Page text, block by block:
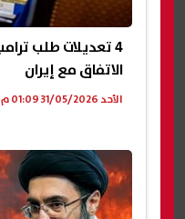
4 تعديلات طلب
الاتفاق مع إيران
الأحد 31/05/2026 01:09 م